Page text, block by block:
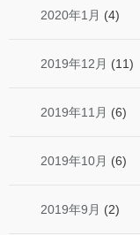
2020年1月 (4)
2019年12月 (11)
2019年11月 (6)
2019年10月 (6)
2019年9月 (2)